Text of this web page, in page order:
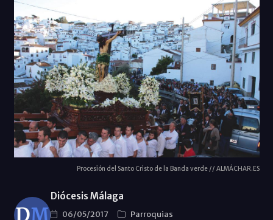
Procesión del Santo Cristo de la Banda verde // ALMÁCHAR.ES
Diócesis Málaga
06/05/2017
Parroquias